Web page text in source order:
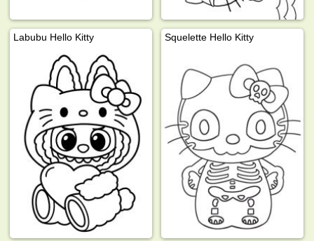
Labubu Hello Kitty Squelette Hello Kitty